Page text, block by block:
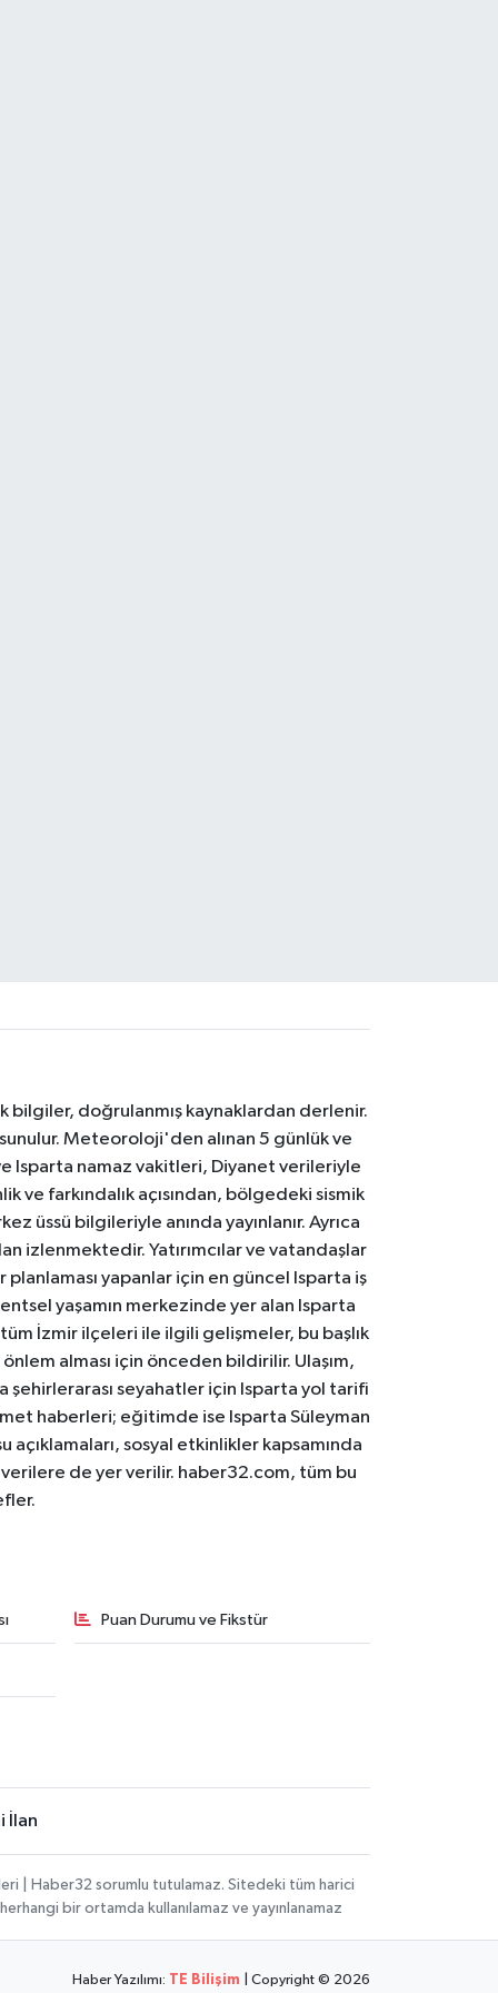
bilgiler, doğrulanmış kaynaklardan derlenir.
Meteoroloji'den alınan 5 günlük ve
Isparta namaz vakitleri, Diyanet verileriyle
ve farkındalık açısından, bölgedeki sismik
üssü bilgileriyle anında yayınlanır. Ayrıca
izlenmektedir. Yatırımcılar ve vatandaşlar
planlaması yapanlar için en güncel Isparta iş
yaşamın merkezinde yer alan Isparta
tüm İzmir ilçeleri ile ilgili gelişmeler, bu başlık
alması için önceden bildirilir. Ulaşım,
şehirlerarası seyahatler için Isparta yol tarifi
haberleri; eğitimde ise Isparta Süleyman
sosyal etkinlikler kapsamında
de yer verilir. haber32.com, tüm bu
Puan Durumu ve Fikstür
İlan
| Haber32 sorumlu tutulamaz. Sitedeki tüm harici
bir ortamda kullanılamaz ve yayınlanamaz
Haber Yazılımı: TE Bilişim | Copyright © 2026